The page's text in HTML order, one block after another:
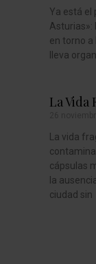
Ya está el
Asturias»:
en torno a
lleva
La Vida
La vida
cápsulas
la
ciudad sin